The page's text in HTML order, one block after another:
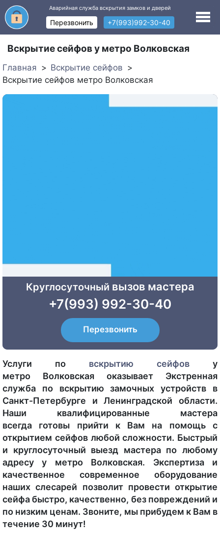
Аварийная служба вскрытия замков и дверей
Перезвонить +7(993)992-30-40
Вскрытие сейфов у метро Волковская
Главная
Вскрытие сейфов
Вскрытие сейфов метро Волковская
Круглосуточный вызов мастера
+7(993) 992-30-40
Перезвонить
Услуги по вскрытию сейфов у
метро Волковская оказывает Экстренная
служба по вскрытию замочных устройств в
Санкт-Петербурге и Ленинградской области.
Наши квалифицированные мастера
всегда готовы прийти к Вам на помощь с
открытием сейфов любой сложности. Быстрый
и круглосуточный выезд мастера по любому
адресу у метро Волковская. Экспертиза и
качественное современное оборудование
наших слесарей позволит провести открытие
сейфа быстро, качественно, без повреждений и
по низким ценам. Звоните, мы прибудем к Вам в
течение 30 минут!